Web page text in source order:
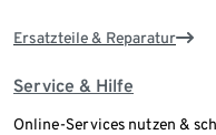
Ersatzteile & Reparatur
Service & Hilfe
Online-Services nutzen &